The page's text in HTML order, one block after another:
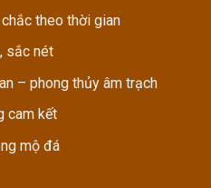
theo thời gian
sắc nét
– phong thủy âm trạch
cam kết
mộ đá